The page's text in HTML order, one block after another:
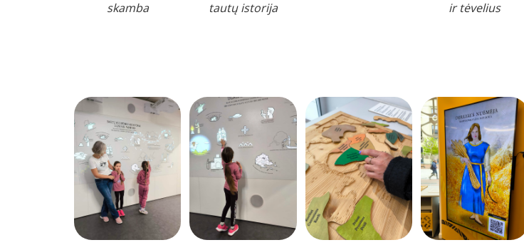
skamba
tautų istorija
ir tėvelius